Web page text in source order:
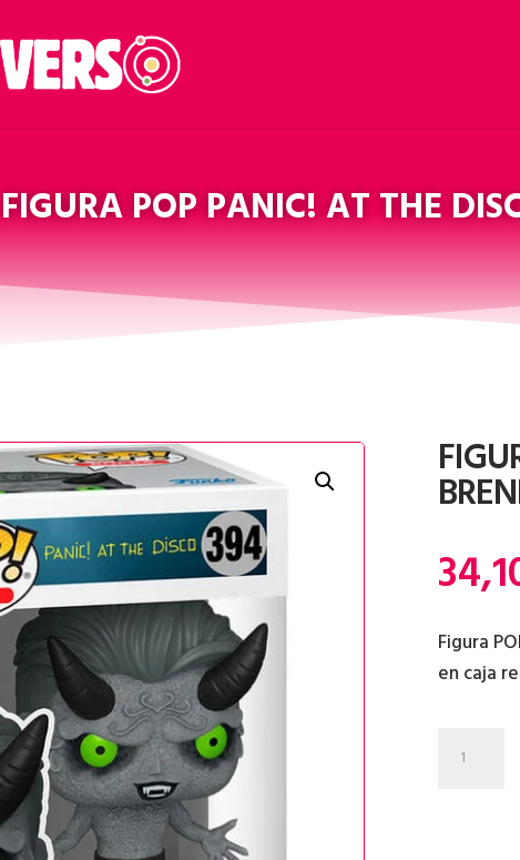
FIGURA POP PANIC! AT THE
Figura
en caja
POP